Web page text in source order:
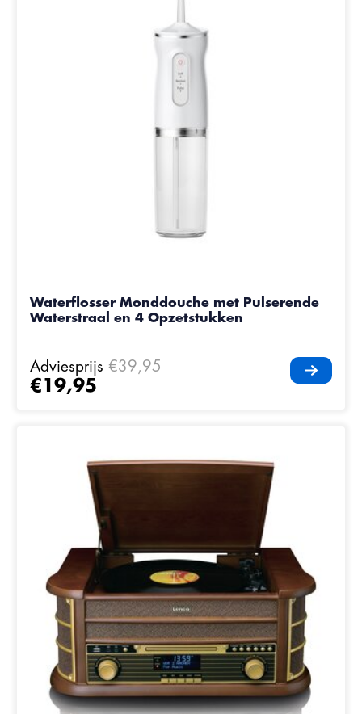
Waterflosser Monddouche met Pulserende
Waterstraal en 4 Opzetstukken
Adviesprijs €39,95
€19,95